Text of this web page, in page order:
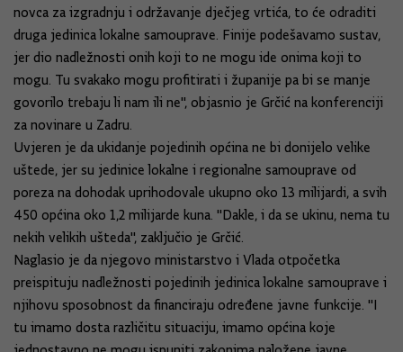
novca za izgradnju i održavanje dječjeg vrtića, to će odraditi
druga jedinica lokalne samouprave. Finije podešavamo sustav,
jer dio nadležnosti onih koji to ne mogu ide onima koji to
mogu. Tu svakako mogu profitirati i županije pa bi se manje
govorilo trebaju li nam ili ne", objasnio je Grčić na konferenciji
za novinare u Zadru.
Uvjeren je da ukidanje pojedinih općina ne bi donijelo velike
uštede, jer su jedinice lokalne i regionalne samouprave od
poreza na dohodak uprihodovale ukupno oko 13 milijardi, a svih
450 općina oko 1,2 milijarde kuna. "Dakle, i da se ukinu, nema tu
nekih velikih ušteda", zaključio je Grčić.
Naglasio je da njegovo ministarstvo i Vlada otpočetka
preispituju nadležnosti pojedinih jedinica lokalne samouprave i
njihovu sposobnost da financiraju određene javne funkcije. "I
tu imamo dosta različitu situaciju, imamo općina koje